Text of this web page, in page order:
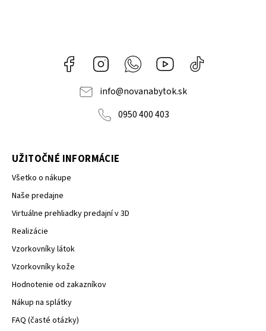
Facebook Instagram Whatsapp Youtube
nábytok
NOVA
info@novanabytok.sk
0950 400 403
UŽITOČNÉ INFORMÁCIE
Všetko o nákupe
Naše predajne
Virtuálne prehliadky predajní v 3D
Realizácie
Vzorkovníky látok
Vzorkovníky kože
Hodnotenie od zakazníkov
Nákup na splátky
FAQ (časté otázky)